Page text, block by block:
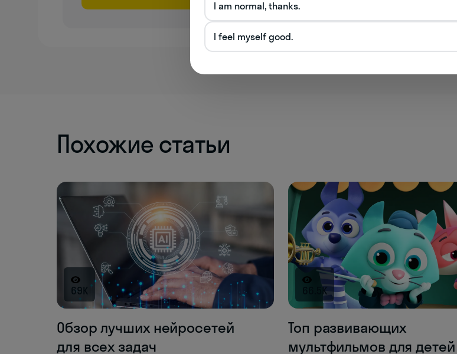
Похожие статьи
69K
Обзор лучших нейросетей
для всех задач
66.5K
Топ развивающих
мультфильмов для детей
I am normal, thanks.
I feel myself good.